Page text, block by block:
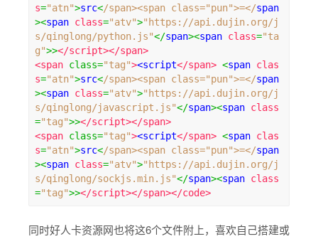
s="atn">src</span><span class="pun">=</span
><span class="atv">"https://api.dujin.org/j
s/qinglong/python.js"</span><span class="ta
g">></script></span>
<span class="tag"><script</span> <span clas
s="atn">src</span><span class="pun">=</span
><span class="atv">"https://api.dujin.org/j
s/qinglong/javascript.js"</span><span class
="tag">></script></span>
<span class="tag"><script</span> <span clas
s="atn">src</span><span class="pun">=</span
><span class="atv">"https://api.dujin.org/j
s/qinglong/sockjs.min.js"</span><span class
="tag">></script></span></code>
同时好人卡资源网也将这6个文件附上，喜欢自己搭建或